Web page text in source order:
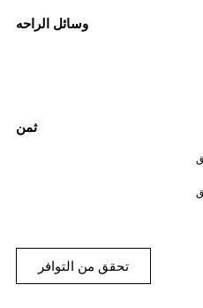
وسائل الراحه
ثمن
تحقق من التوافر